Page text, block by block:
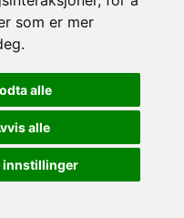
som er mer
.
alle
alle
innstillinger
Ferner
& Opera